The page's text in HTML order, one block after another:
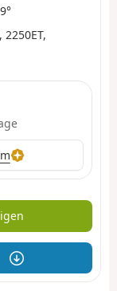
2250ET,